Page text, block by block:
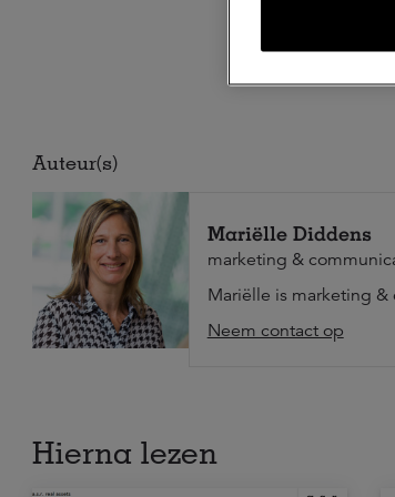
Auteur(s)
Mariëlle Diddens
marketing &
Mariëlle is marketing &
Neem contact op
Hierna lezen